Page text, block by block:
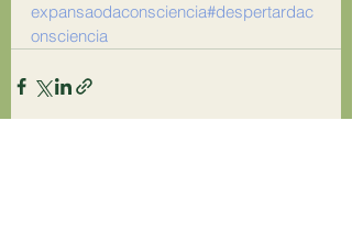
expansaodaconsciencia#despertardac
onsciencia